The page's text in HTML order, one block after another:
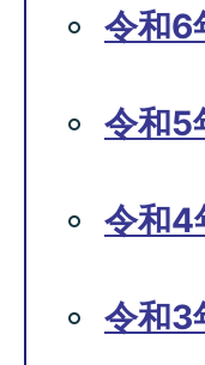
令和6
令和5
令和4
令和3